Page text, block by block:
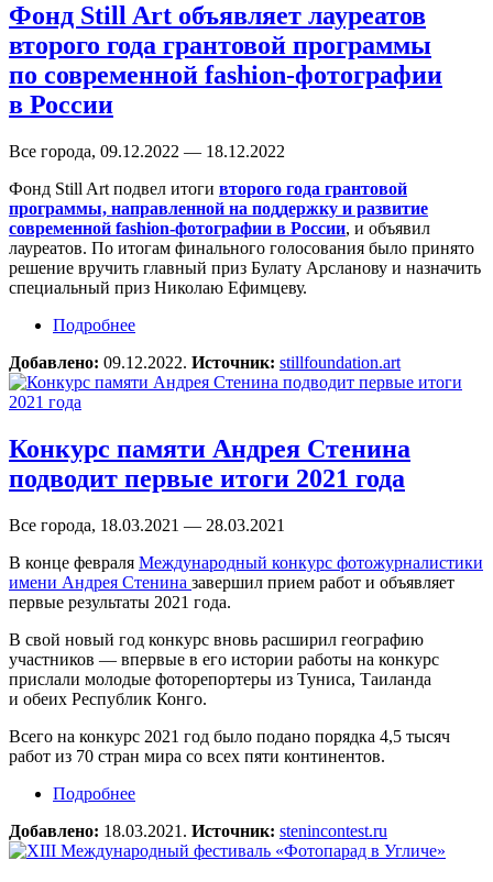
Фонд Still Art объявляет лауреатов
второго года грантовой программы
по современной fashion-фотографии
в России
Все города, 09.12.2022 — 18.12.2022
Фонд Still Art подвел итоги второго года грантовой
программы, направленной на поддержку и развитие
современной fashion-фотографии в России, и объявил
лауреатов. По итогам финального голосования было принято
решение вручить главный приз Булату Арсланову и назначить
специальный приз Николаю Ефимцеву.
Подробнее
fashion-фотографии в России
Добавлено: 09.12.2022. Источник: stillfoundation.art
Конкурс памяти Андрея Стенина
подводит первые итоги 2021 года
Все города, 18.03.2021 — 28.03.2021
В конце февраля Международный конкурс фотожурналистики
имени Андрея Стенина завершил прием работ и объявляет
первые результаты 2021 года.
В свой новый год конкурс вновь расширил географию
участников — впервые в его истории работы на конкурс
прислали молодые фоторепортеры из Туниса, Таиланда
и обеих Республик Конго.
Всего на конкурс 2021 год было подано порядка 4,5 тысяч
работ из 70 стран мира со всех пяти континентов.
Подробнее
Добавлено: 18.03.2021. Источник: stenincontest.ru